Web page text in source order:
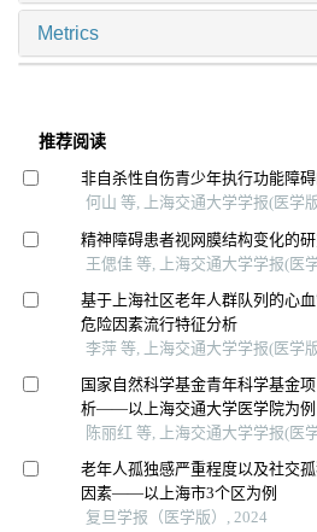
Metrics
推荐阅读
非自杀性自伤青少年执行功能障
何山 等, 上海交通大学学报(医学
精神障碍患者视网膜结构变化的
王偲佳 等, 上海交通大学学报(医
基于上海社区老年人群队列的心
危险因素流行特征分析
李萍 等, 上海交通大学学报(医学
国家自然科学基金青年科学基金
析——以上海交通大学医学院为例
陈丽红 等, 上海交通大学学报(医
老年人孤独感严重程度以及社交
因素——以上海市3个区为例
复旦学报（医学版）, 2024